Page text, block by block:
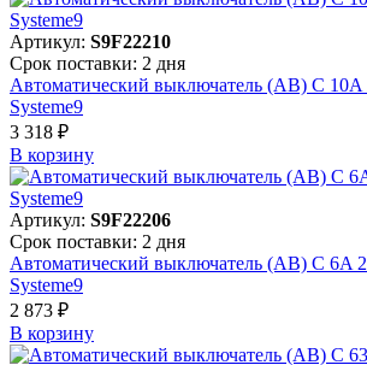
Артикул: S9F22210
Срок поставки: 2 дня
Автоматический выключатель (АВ) C 10A
Systeme9
3 318 ₽
В корзинy
Артикул: S9F22206
Срок поставки: 2 дня
Автоматический выключатель (АВ) C 6A
Systeme9
2 873 ₽
В корзинy